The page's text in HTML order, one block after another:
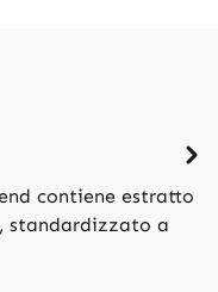
contiene estratto
standardizzato a